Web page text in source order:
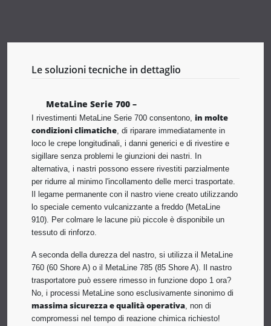
Le soluzioni tecniche in dettaglio
MetaLine Serie 700 –
I rivestimenti MetaLine Serie 700 consentono, in molte
condizioni climatiche , di riparare immediatamente in
loco le crepe longitudinali, i danni generici e di rivestire e
sigillare senza problemi le giunzioni dei nastri. In
alternativa, i nastri possono essere rivestiti parzialmente
per ridurre al minimo l'incollamento delle merci trasportate.
Il legame permanente con il nastro viene creato utilizzando
lo speciale cemento vulcanizzante a freddo (MetaLine
910). Per colmare le lacune più piccole è disponibile un
tessuto di rinforzo.
A seconda della durezza del nastro, si utilizza il MetaLine
760 (60 Shore A) o il MetaLine 785 (85 Shore A). Il nastro
trasportatore può essere rimesso in funzione dopo 1 ora?
No, i processi MetaLine sono esclusivamente sinonimo di
massima sicurezza e qualità operativa , non di
compromessi nel tempo di reazione chimica richiesto!